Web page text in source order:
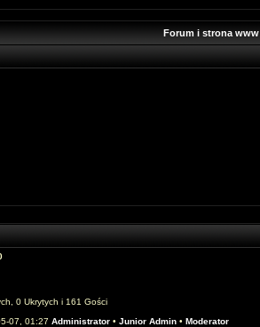
Forum i strona www
0 Ukrytych i 161 Gości
07, 01:27 Administrator • Junior Admin • Moderator